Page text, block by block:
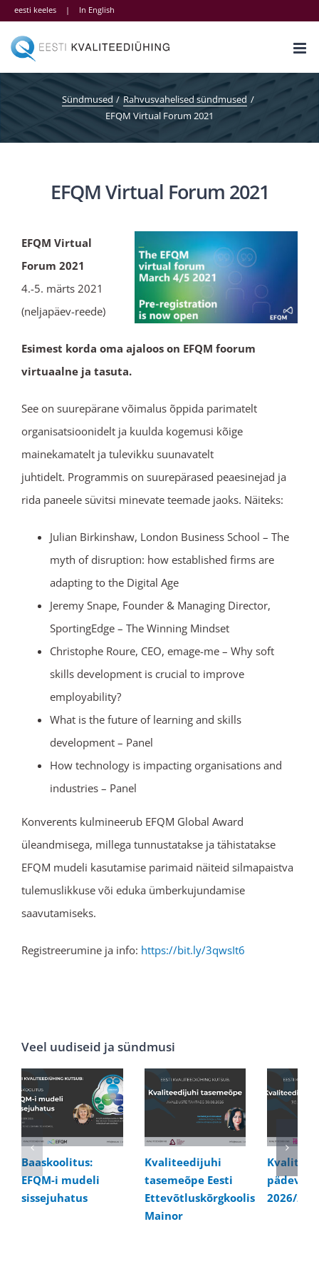
Skip
content
eesti keeles | In English
Sündmused
Rahvusvahelised sündmused
EFQM Virtual Forum 2021
EFQM Virtual Forum 2021
EFQM Virtual
Forum 2021
4.-5. märts 2021
(neljapäev-reede)
Esimest korda oma ajaloos on EFQM foorum
virtuaalne ja tasuta.
See on suurepärane võimalus õppida parimatelt
organisatsioonidelt ja kuulda kogemusi kõige
mainekamatelt ja tulevikku suunavatelt
juhtidelt. Programmis on suurepärased peaesinejad ja
rida paneele süvitsi minevate teemade jaoks. Näiteks:
Julian Birkinshaw, London Business School – The
myth of disruption: how established firms are
adapting to the Digital Age
Jeremy Snape, Founder & Managing Director,
SportingEdge – The Winning Mindset
Christophe Roure, CEO, emage-me – Why soft
skills development is crucial to improve
employability?
What is the future of learning and skills
development – Panel
How technology is impacting organisations and
industries – Panel
Konverents kulmineerub EFQM Global Award
üleandmisega, millega tunnustatakse ja tähistatakse
EFQM mudeli kasutamise parimaid näiteid silmapaistva
tulemuslikkuse või eduka ümberkujundamise
saavutamiseks.
Registreerumine ja info: https://bit.ly/3qwsIt6
Veel uudiseid ja sündmusi
Baaskoolitus:
EFQM-i mudeli
sissejuhatus
Kvaliteedijuhi
tasemeõpe Eesti
Ettevõtluskõrgkoolis
Mainor
2026/